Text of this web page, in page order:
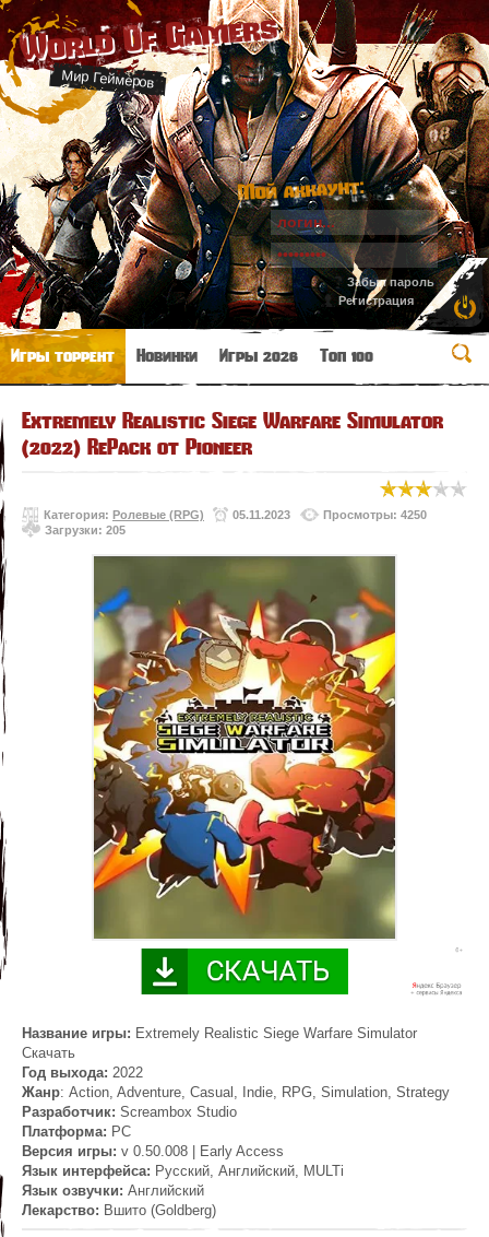
World Of Gamers
Мир Геймеров
Мой аккаунт:
Забыл пароль
Регистрация
Игры торрент Новинки Игры 2026 Топ 100
Extremely Realistic Siege Warfare Simulator
(2022) RePack от Pioneer
Категория: Ролевые (RPG) 05.11.2023
Просмотры: 4250
Загрузки: 205
Название игры: Extremely Realistic Siege Warfare Simulator
Скачать
Год выхода: 2022
Жанр: Action, Adventure, Casual, Indie, RPG, Simulation, Strategy
Разработчик: Screambox Studio
Платформа: PC
Версия игры: v 0.50.008 | Early Access
Язык интерфейса: Русский, Английский, MULTi
Язык озвучки: Английский
Лекарство: Вшито (Goldberg)